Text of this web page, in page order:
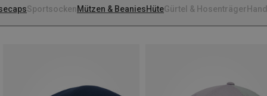
SportsockenMützen & BeaniesHüteGürtel & Hosenträger